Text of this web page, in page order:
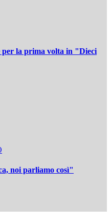
per la prima volta in "Dieci
noi parliamo così"